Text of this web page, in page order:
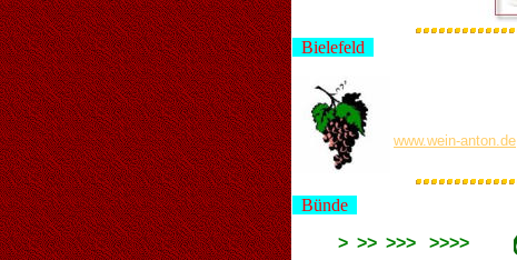
Bielefeld
www.wein-anton.de
Bünde
> >> >>> >>>>